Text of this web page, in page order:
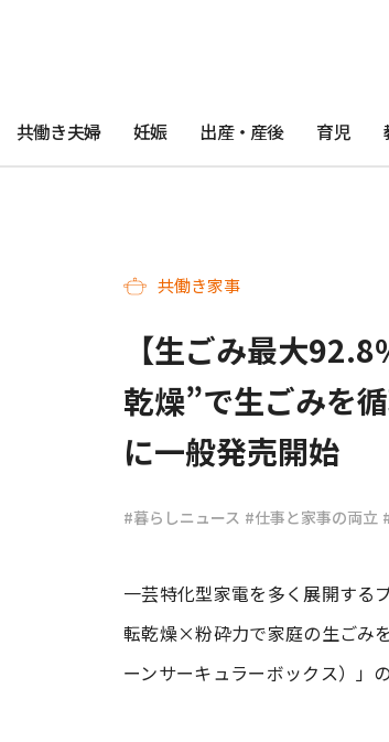
共働き夫婦 妊娠 出産・産後 育児
共働き家事
【生ごみ最大
乾燥”で生ごみを
に一般発売開始
#暮らしニュース #仕事と家事の両立
一芸特化型家電を多く展開する
転乾燥×粉砕力で家庭の生ごみ
ーンサーキュラーボックス）」